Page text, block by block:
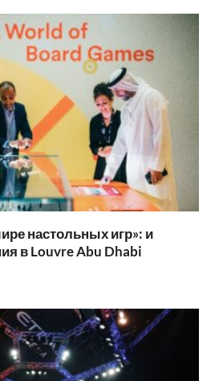
настольных игр»: и
в Louvre Abu Dhabi